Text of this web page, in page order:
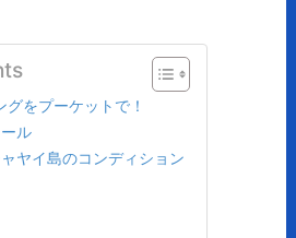
をプーケットで！
ル
ヤイ島のコンディション